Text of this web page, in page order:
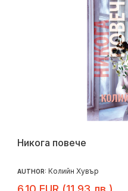
Никога повече
AUTHOR: Колийн Хувър